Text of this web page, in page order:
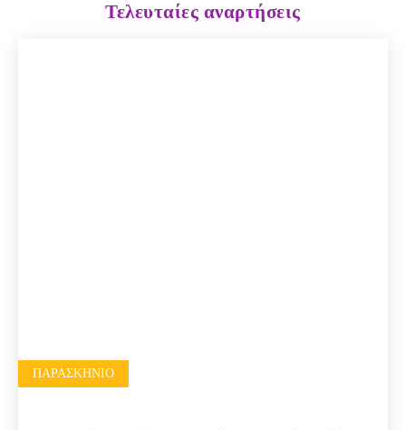
Τελευταίες αναρτήσεις
ΠΑΡΑΣΚΉΝΙΟ